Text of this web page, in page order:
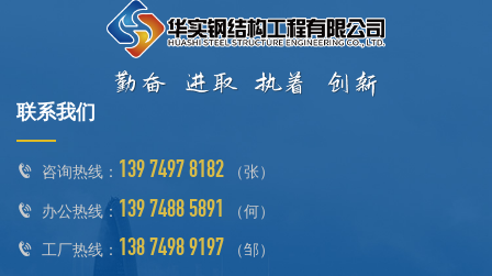
联系我们
咨询热线： 139 7497 8182（张）
办公热线： 139 7488 5891 （何）
工厂热线： 138 7498 9197 （邹）